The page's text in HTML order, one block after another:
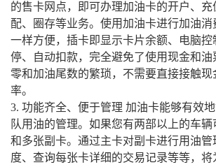
卡号与卡密之间请用“空格”
每张卡占用一行用“换行”隔
2410740001605295
的售卡网点，即可办理加油卡的开户、
配、圈存等业务。使用加油卡进行加油
一样方便，插卡即显示卡片余额、电脑控
停、自动扣款，完全避免了使用现金和
零和加油尾数的繁琐，不需要直接接触
率。
3. 功能齐全、便于管理 加油卡能够有效
队用油的管理。如果您有两部以上的车
和多张副卡。通过主卡对副卡进行用油管
度、查询每张卡详细的交易记录等等，